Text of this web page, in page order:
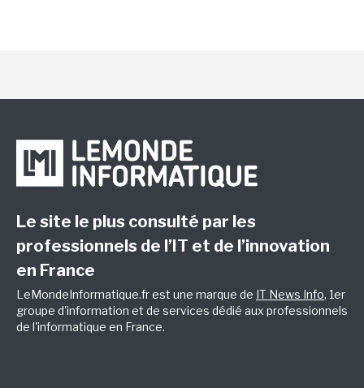
Le site le plus consulté par les
professionnels de l’IT et de l’innovation
en France
LeMondeInformatique.fr est une marque de IT News Info, 1er
groupe d'information et de services dédié aux professionnels
de l'informatique en France.